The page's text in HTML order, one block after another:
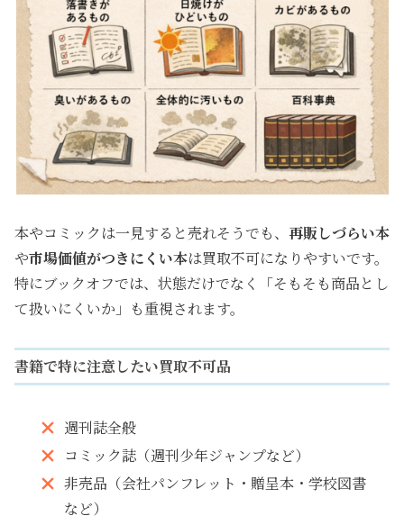
本やコミックは一見すると売れそうでも、 再販しづらい本
や市場価値がつきにくい本は買取不可になりやすいです。
特にブックオフでは、状態だけでなく「そもそも商品とし
て扱いにくいか」も重視されます。
書籍で特に注意したい買取不可品
週刊誌全般
コミック誌（週刊少年ジャンプなど）
非売品（会社パンフレット・贈呈本・学校図書
など）